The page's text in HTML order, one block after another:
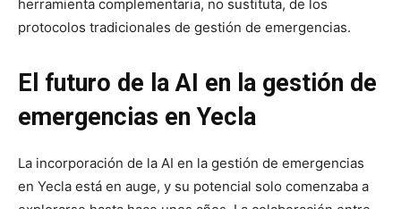
herramienta complementaria, no sustituta, de los
protocolos tradicionales de gestión de emergencias.
El futuro de la AI en la gestión de
emergencias en Yecla
La incorporación de la AI en la gestión de emergencias
en Yecla está en auge, y su potencial solo comenzaba a